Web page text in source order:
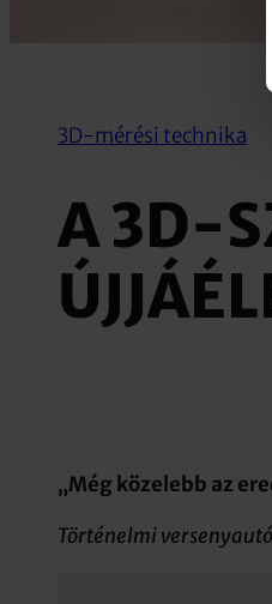
3D-mérési technika
A 3D-
„Még közelebb az
Történelmi